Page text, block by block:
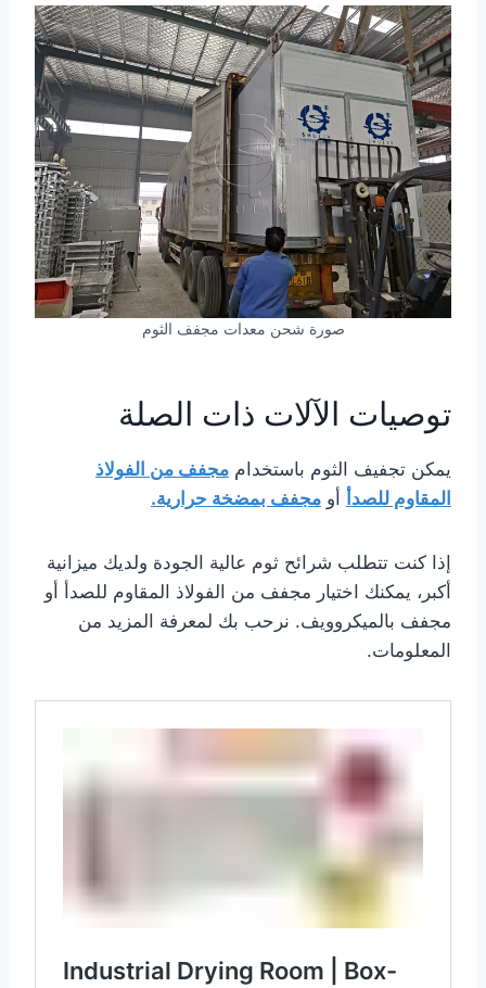
صورة شحن معدات مجفف الثوم
توصيات الآلات ذات الصلة
يمكن تجفيف الثوم باستخدام مجفف من الفولاذ
المقاوم للصدأ
أو مجفف بمضخة حرارية.
إذا كنت تتطلب شرائح ثوم عالية الجودة ولديك ميزانية
أكبر، يمكنك اختيار مجفف من الفولاذ المقاوم للصدأ أو
مجفف بالميكروويف. نرحب بك لمعرفة المزيد من
المعلومات.